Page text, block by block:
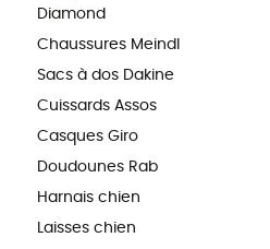
Diamond
Chaussures Meindl
Sacs à dos Dakine
Cuissards Assos
Casques Giro
Doudounes Rab
Harnais chien
Laisses chien